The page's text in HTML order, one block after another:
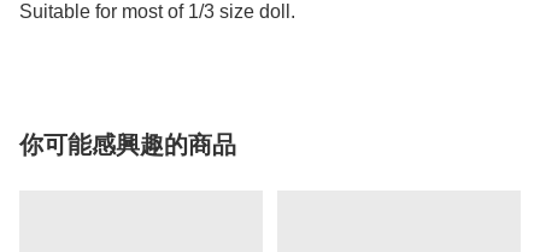
Suitable for most of 1/3 size doll.
你可能感興趣的商品